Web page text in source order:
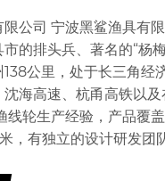
公司 宁波黑鲨渔具有
市的排头兵、著名的“
138公里，处于长三角
海高速、杭甬高铁以
线轮生产经验，产品覆
，有独立的设计研发团